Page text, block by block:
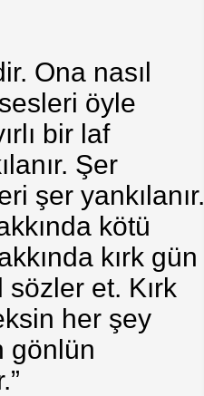
Ona nasıl
öyle
bir laf
Şer
şer yankılanır.
kötü
kırk gün
et. Kırk
her şey
gönlün